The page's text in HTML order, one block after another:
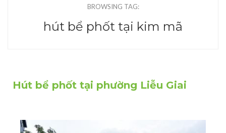
BROWSING TAG:
hút bể phốt tại kim mã
Hút bể phốt tại phường Liễu Giai